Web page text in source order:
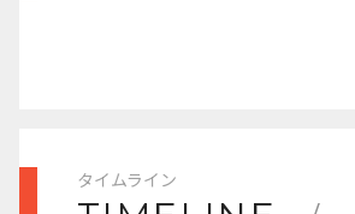
タイムライン